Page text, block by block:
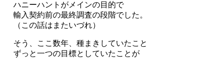
ハニーハントがメインの目的で
輸入契約前の最終調査の段階でした。
（この話はまたいづれ）
そう、ここ数年、種まきしていたこと
ずっと一つの目標としていたことが